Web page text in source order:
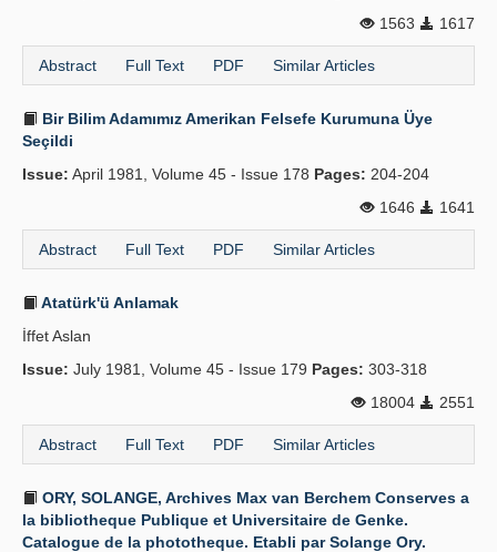
1563
1617
Abstract Full Text PDF Similar Articles
Bir Bilim Adamımız Amerikan Felsefe Kurumuna Üye
Seçildi
Issue: April 1981, Volume 45 - Issue 178 Pages: 204-204
1646
1641
Abstract Full Text PDF Similar Articles
Atatürk'ü Anlamak
İffet Aslan
Issue: July 1981, Volume 45 - Issue 179 Pages: 303-318
18004
2551
Abstract Full Text PDF Similar Articles
ORY, SOLANGE, Archives Max van Berchem Conserves a
la bibliotheque Publique et Universitaire de Genke.
Catalogue de la phototheque. Etabli par Solange Ory.